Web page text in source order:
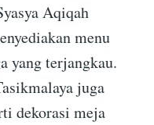
Aqiqah
menu
yang terjangkau.
juga
dekorasi meja